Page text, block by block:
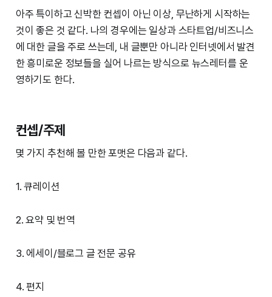
아주 특이하고 신박한 컨셉이 아닌 이상, 무난하게 시작하는
것이 좋은 것 같다. 나의 경우에는 일상과 스타트업/비즈니스
에 대한 글을 주로 쓰는데, 내 글뿐만 아니라 인터넷에서 발견
한 흥미로운 정보들을 실어 나르는 방식으로 뉴스레터를 운
영하기도 한다.
컨셉/주제
몇 가지 추천해 볼 만한 포맷은 다음과 같다.
1. 큐레이션
2. 요약 및 번역
3. 에세이/블로그 글 전문 공유
4. 편지